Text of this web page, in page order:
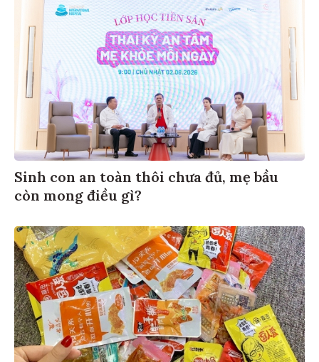
Sinh con an toàn thôi chưa đủ, mẹ bầu
còn mong điều gì?